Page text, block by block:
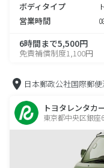
ボディタイプ
営業時間
6時間まで5,500円
免責補償制度1,100円
日本郵政公社国際郵
トヨタレンタカ
東京都中央区銀